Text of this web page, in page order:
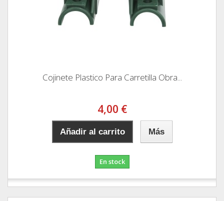
Cojinete Plastico Para Carretilla Obra...
4,00 €
Añadir al carrito Más
En stock